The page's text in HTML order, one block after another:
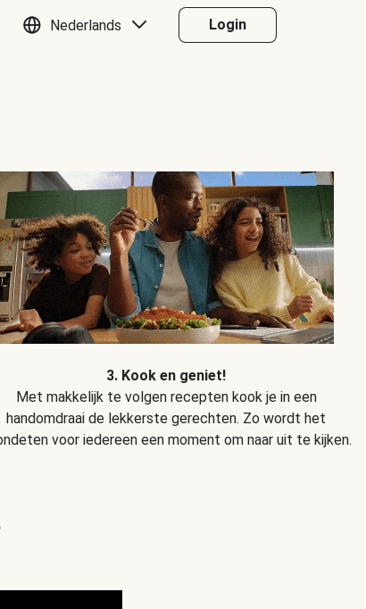
Nederlands Login
3. Kook en geniet!
Met makkelijk te volgen recepten kook je in een
handomdraai de lekkerste gerechten. Zo wordt het
voor iedereen een moment om naar uit te kijken.